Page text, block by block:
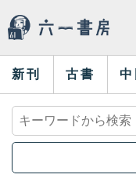
新刊 古書 中